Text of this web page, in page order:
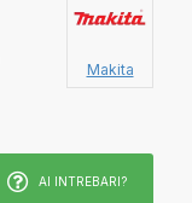
Makita
AI INTREBARI?